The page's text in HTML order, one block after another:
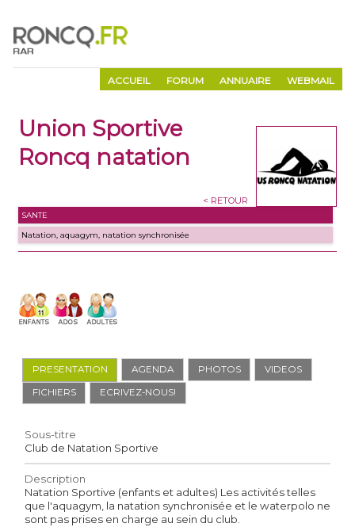
WEBMAIL
ANNUAIRE
FORUM
ACCUEIL
Union Sportive
Roncq natation
< RETOUR
SANTE
Natation, aquagym, natation synchronisée
PRESENTATION AGENDA PHOTOS VIDEOS
FICHIERS ECRIVEZ-NOUS!
Sous-titre
Club de Natation Sportive
Description
Natation Sportive (enfants et adultes) Les activités telles
que l'aquagym, la natation synchronisée et le waterpolo ne
sont pas prises en charge au sein du club.